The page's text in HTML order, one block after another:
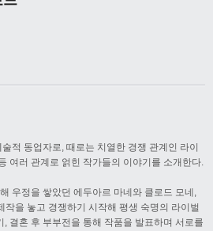
적 동업자로, 때로는 치열한 경쟁 관계인 라이
여러 관계로 얽힌 작가들의 이야기를 소개한다.
우정을 쌓았던 에두아르 마네와 클로드 모네,
작을 놓고 경쟁하기 시작해 평생 숙명의 라이벌
결혼 후 부부전을 통해 작품을 발표하며 서로를